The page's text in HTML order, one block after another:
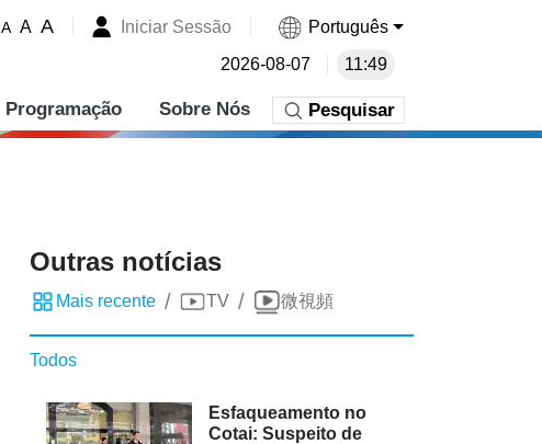
A A A Iniciar Sessão Português
2026-08-07 11:49
Programação Sobre Nós Pesquisar
Outras notícias
Mais recente / TV / 微視頻
Todos
Esfaqueamento no
Cotai: Suspeito de